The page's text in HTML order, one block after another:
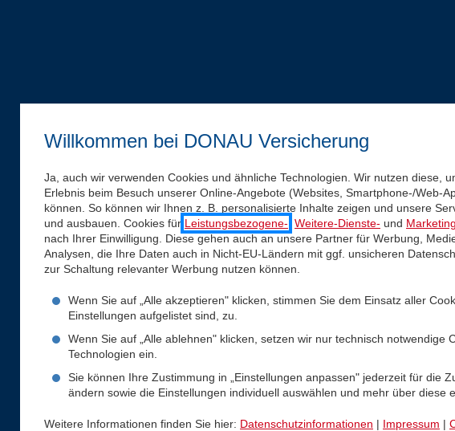
Willkommen bei DONAU Versicherung
Ja, auch wir verwenden Cookies und ähnliche Technologien. Wir nutzen diese,
Erlebnis beim Besuch unserer Online-Angebote (Websites, Smartphone-/Web-
können. So können wir Ihnen z. B. personalisierte Inhalte zeigen und unsere
und ausbauen. Cookies für Leistungsbezogene- Weitere-Dienste- und
nach Ihrer Einwilligung. Diese gehen auch an unsere Partner für Werbung,
Analysen, die Ihre Daten auch in Nicht-EU-Ländern mit ggf. unsicheren
zur Schaltung relevanter Werbung nutzen können.
Wenn Sie auf „Alle akzeptieren" klicken, stimmen Sie dem Einsatz aller
Einstellungen aufgelistet sind, zu.
Wenn Sie auf „Alle ablehnen" klicken, setzen wir nur technisch notwendige
Technologien ein.
Sie können Ihre Zustimmung in „Einstellungen anpassen" jederzeit für die
ändern sowie die Einstellungen individuell auswählen und mehr über diese
Weitere Informationen finden Sie hier: Datenschutzinformationen | Impressum |